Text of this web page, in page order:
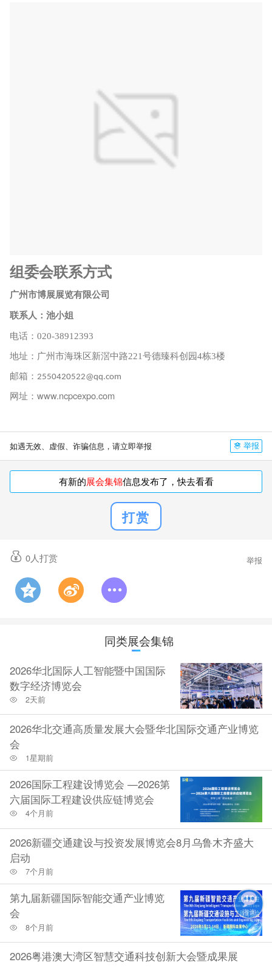
组委会联系方式
广州市博展展览有限公司
联系人：池小姐
电话： 020-38912393
地址： 广州市海珠区新滘中路221号德臻科创园4栋3楼
邮箱 ： 2550420522@qq.com
网址： www.ncpcexpo.com
如遇无效、虚假、诈骗信息，请立即举报 举报
有新的展会集锦信息发布了，快去看看
打赏
0人打赏 举报
同类展会集锦
2026华北国际人工智能暨中国国际
数字经济博览会
2天前
2026华北交通高质量发展大会暨华北国际交通产业博览
会
1星期前
2026国际工程建设博览会 —2026第
六届国际工程建设供应链博览会
4个月前
2026新疆交通建设与投资发展博览会8月乌鲁木齐盛大
启动
7个月前
第九届新疆国际智能交通产业博览
会
8个月前
2026粤港澳大湾区智慧交通科技创新大会暨成果展